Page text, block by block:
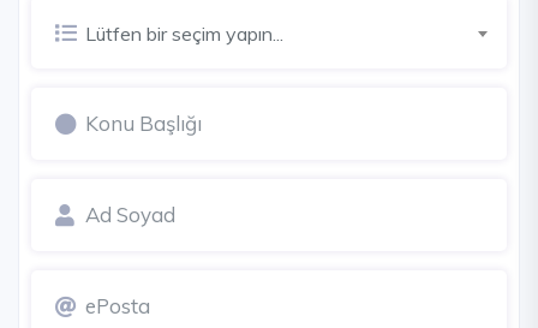
Lütfen bir seçim yapın...